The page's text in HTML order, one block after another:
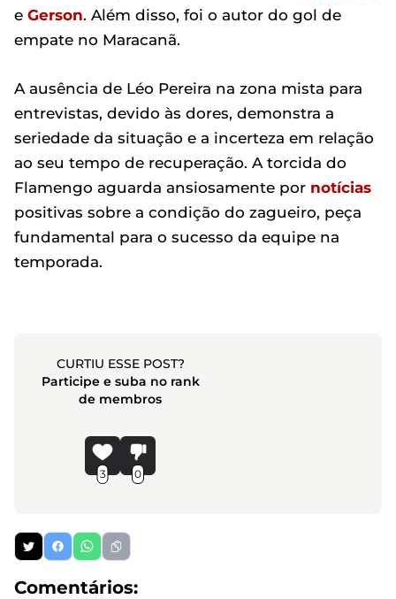
e Gerson. Além disso, foi o autor do gol de
empate no Maracanã.
A ausência de Léo Pereira na zona mista para
entrevistas, devido às dores, demonstra a
seriedade da situação e a incerteza em relação
ao seu tempo de recuperação. A torcida do
Flamengo aguarda ansiosamente por notícias
positivas sobre a condição do zagueiro, peça
fundamental para o sucesso da equipe na
temporada.
CURTIU ESSE POST?
Participe e suba no rank
de membros
3 0
Comentários: